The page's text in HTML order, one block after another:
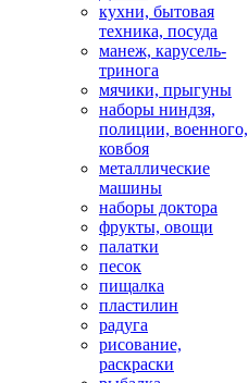
кухни, бытовая
техника, посуда
манеж, карусель-
тринога
мячики, прыгуны
наборы ниндзя,
полиции, военного,
ковбоя
металлические
машины
наборы доктора
фрукты, овощи
палатки
песок
пищалка
пластилин
радуга
рисование,
раскраски